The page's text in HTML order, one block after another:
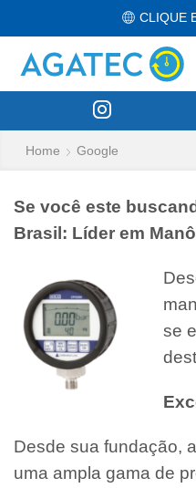
CLIQUE
Home Google
Se você este
Brasil: Líder em
se
Desde sua fundação,
uma ampla gama de